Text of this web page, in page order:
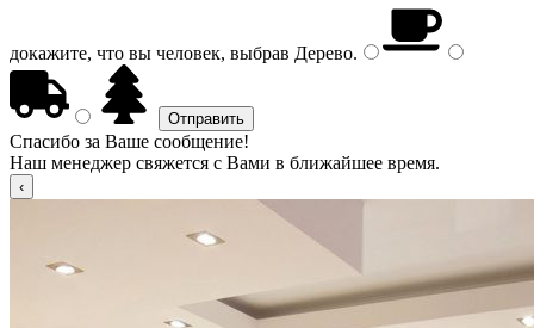
докажите, что вы человек, выбрав Дерево.
Спасибо за Ваше сообщение!
Наш менеджер свяжется с Вами в ближайшее время.